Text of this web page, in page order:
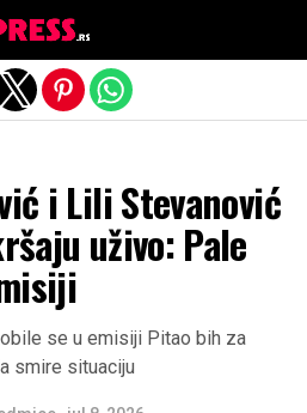
i Lili Stevanović
uživo: Pale
se u emisiji Pitao bih za
smire situaciju
version